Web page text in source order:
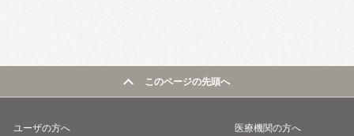
このページの先頭へ
ユーザの方へ 医療機関の方へ